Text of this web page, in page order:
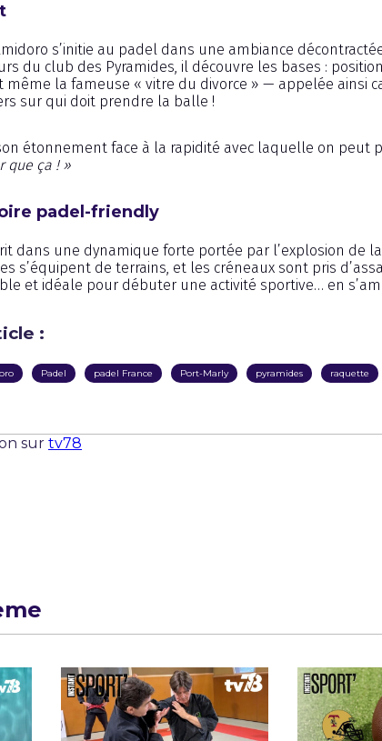
s’initie au padel dans une ambiance
du club des Pyramides, il découvre les bases :
la fameuse « vitre du divorce » — appelée ainsi
sur qui doit prendre la balle !
étonnement face à la rapidité avec laquelle on peut
que ça ! »
padel-friendly
dans une dynamique forte portée par l’explosion de
s’équipent de terrains, et les créneaux sont pris
et idéale pour débuter une activité sportive… en
:
Padel padel France Port-Marly pyramides raquette
sur tv78